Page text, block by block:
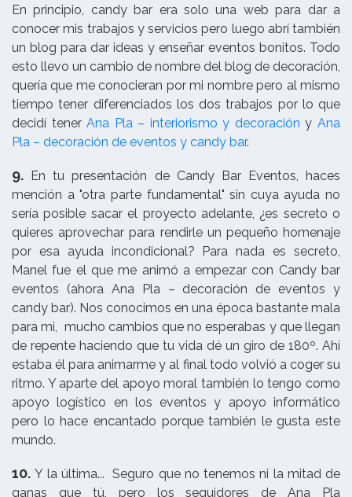
En principio, candy bar era solo una web para dar a
conocer mis trabajos y servicios pero luego abrí también
un blog para dar ideas y enseñar eventos bonitos. Todo
esto llevo un cambio de nombre del blog de decoración,
quería que me conocieran por mi nombre pero al mismo
tiempo tener diferenciados los dos trabajos por lo que
decidí tenerAna Pla – interiorismo y decoración yAna
Pla – decoración de eventos y candy bar.
9.
En tu presentación de Candy Bar Eventos, haces
mención a "otra parte fundamental" sin cuya ayuda no
sería posible sacar el proyecto adelante, ¿es secreto o
quieres aprovechar para rendirle un pequeño homenaje
por esa ayuda incondicional? Para nada es secreto,
Manel fue el que me animó a empezar con Candy bar
eventos (ahora Ana Pla – decoración de eventos y
candy bar). Nos conocimos en una época bastante mala
para mi, mucho cambios que no esperabas y que llegan
de repente haciendo que tu vida dé un giro de 180º. Ahí
estaba él para animarme y al final todo volvió a coger su
ritmo. Y aparte del apoyo moral también lo tengo como
apoyo logístico en los eventos y apoyo informático
pero lo hace encantado porque también le gusta este
mundo.
10.Y la última... Seguro que no tenemos ni la mitad de
ganas que tú, pero los seguidores de Ana Pla